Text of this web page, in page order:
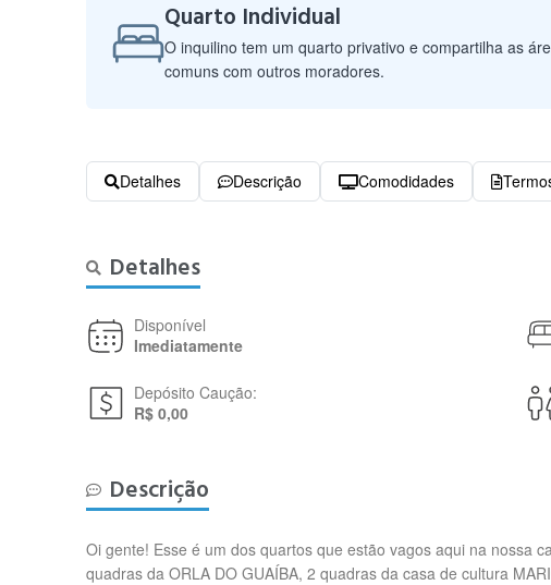
Quarto Individual
O inquilino tem um quarto privativo e compartilha as
comuns com outros moradores.
Detalhes Descrição Comodidades
Detalhes
Disponível
Imediatamente
Depósito Caução:
R$ 0,00
Descrição
Oi gente! Esse é um dos quartos que estão vagos aqui na nossa
quadras da ORLA DO GUAÍBA, 2 quadras da casa de cultura